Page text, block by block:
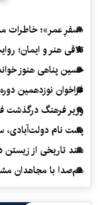
«سفرِ عمر»؛ خاطرات
تلاقی هنر و ایمان؛
حسین پناهی هنوز
فراخوان نوزدهمین
وزیر فرهنگ درگذشت
پشت نام دولت‌آبادی،
سند تاریخی از زیستن
هم‌صدا با مجاهدان